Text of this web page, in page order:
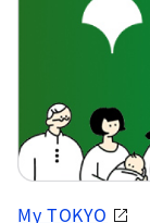
My TOKYO